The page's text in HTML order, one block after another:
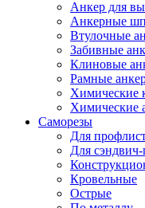
Анкер для
Анкерные
Втулочные
Забивные
Клиновые
Рамные
Химические
Химические
Саморезы
Для
Для сэндвич-
Кровельные
Острые